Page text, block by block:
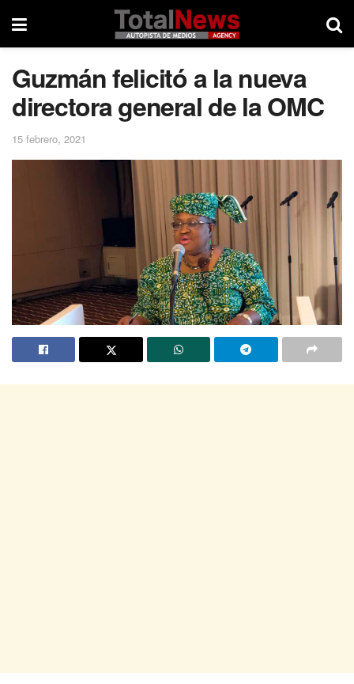
Guzmán felicitó a la nueva
directora general de la OMC
15 febrero, 2021